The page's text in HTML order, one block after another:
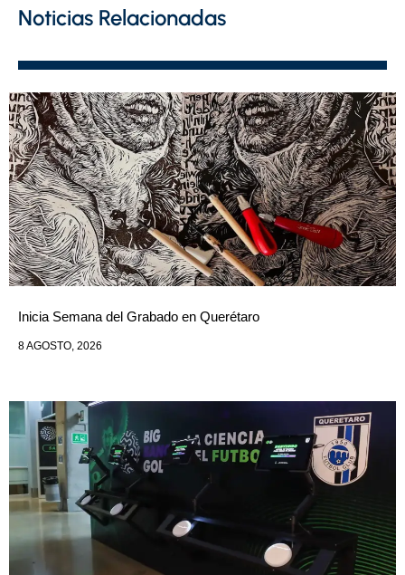
Noticias Relacionadas
Inicia Semana del Grabado en Querétaro
8 AGOSTO, 2026